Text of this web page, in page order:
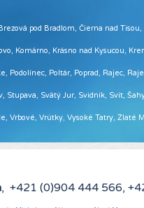
pod Bradlom, Čierna nad
Komárno, Krásno nad Kysucou,
Poltár, Poprad, Rajec,
Stupava, Svätý Jur, Svidník, Svit,
Vrbové, Vrútky, Vysoké Tatry, Zlaté
, +421 (0)904 444 566,